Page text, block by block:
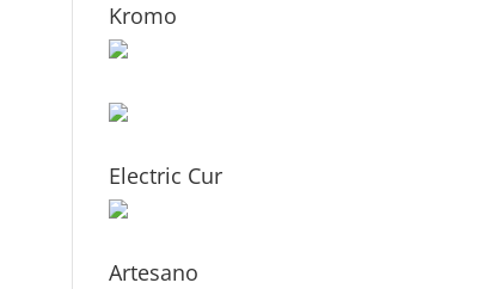
Kromo
Electric Cur
Artesano